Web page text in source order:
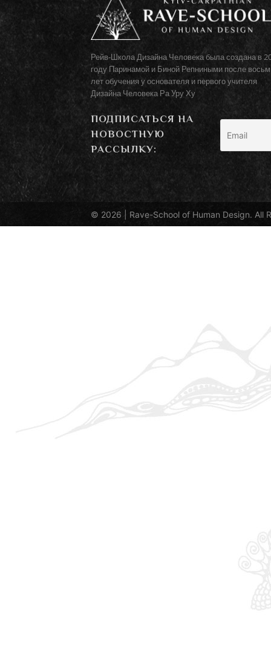
Рейв-Школа Дизайна Человека была создана в
году Паринамой и Биной Репниными после
лет обучения у основателя и первого учителя
Дизайна Человека Ра Уру Ху
ПОДПИСАТЬСЯ НА
НОВОСТНУЮ
РАССЫЛКУ:
© 2026 | Rave-School of Human Design. All